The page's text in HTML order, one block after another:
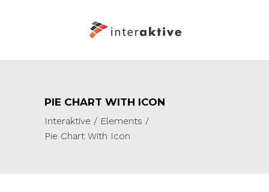
PIE CHART WITH ICON
Interaktive / Elements /
Pie Chart With Icon